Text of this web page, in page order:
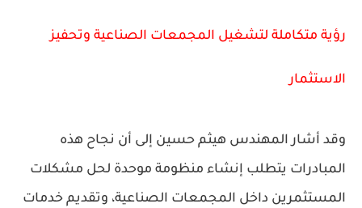
رؤية متكاملة لتشغيل المجمعات الصناعية وتحفيز
الاستثمار
وقد أشار المهندس هيثم حسين إلى أن نجاح هذه
المبادرات يتطلب إنشاء منظومة موحدة لحل مشكلات
المستثمرين داخل المجمعات الصناعية، وتقديم خدمات